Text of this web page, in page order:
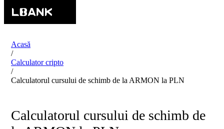
Acasă
/
Calculator cripto
/
Calculatorul cursului de schimb de la ARMON la PLN
Calculatorul cursului de schimb de